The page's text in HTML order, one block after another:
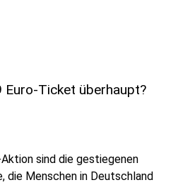
Ticket überhaupt?
sind die gestiegenen
die Menschen in Deutschland